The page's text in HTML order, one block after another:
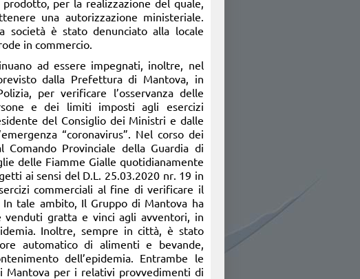
per la realizzazione del quale,
una autorizzazione ministeriale.
società è stato denunciato alla locale
in commercio.
ad essere impegnati, inoltre, nel
dalla Prefettura di Mantova, in
per verificare l’osservanza delle
e dei limiti imposti agli esercizi
del Consiglio dei Ministri e dalle
“coronavirus”. Nel corso dei
Provinciale della Guardia di
delle Fiamme Gialle quotidianamente
ai sensi del D.L. 25.03.2020 nr. 19 in
commerciali al fine di verificare il
tale ambito, Il Gruppo di Mantova ha
venduti gratta e vinci agli avventori, in
Inoltre, sempre in città, è stato
automatico di alimenti e bevande,
dell’epidemia. Entrambe le
Mantova per i relativi provvedimenti di